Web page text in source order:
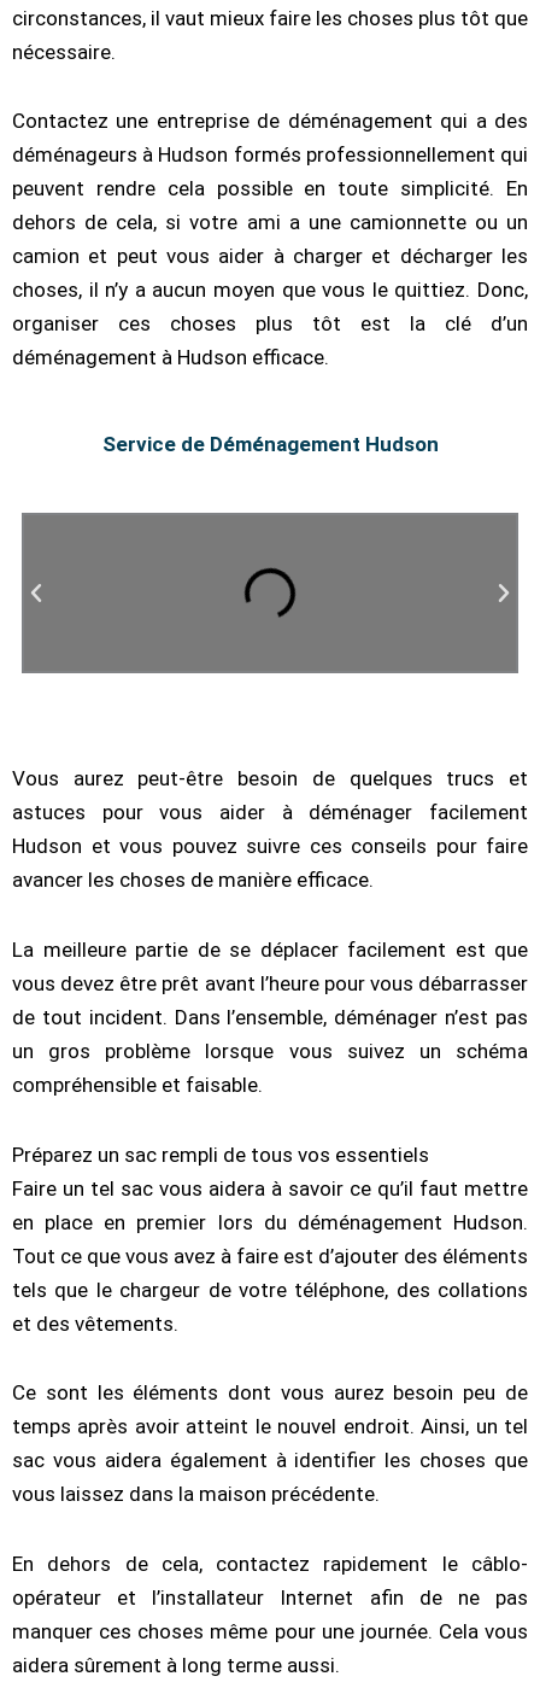
circonstances, il vaut mieux faire les choses plus tôt que
nécessaire.
Contactez une entreprise de déménagement qui a des
déménageurs à Hudson formés professionnellement qui
peuvent rendre cela possible en toute simplicité. En
dehors de cela, si votre ami a une camionnette ou un
camion et peut vous aider à charger et décharger les
choses, il n’y a aucun moyen que vous le quittiez. Donc,
organiser ces choses plus tôt est la clé d’un
déménagement à Hudson efficace.
Service de Déménagement Hudson
Vous aurez peut-être besoin de quelques trucs et
astuces pour vous aider à déménager facilement
Hudson et vous pouvez suivre ces conseils pour faire
avancer les choses de manière efficace.
La meilleure partie de se déplacer facilement est que
vous devez être prêt avant l’heure pour vous débarrasser
de tout incident. Dans l’ensemble, déménager n’est pas
un gros problème lorsque vous suivez un schéma
compréhensible et faisable.
Préparez un sac rempli de tous vos essentiels
Faire un tel sac vous aidera à savoir ce qu’il faut mettre
en place en premier lors du déménagement Hudson.
Tout ce que vous avez à faire est d’ajouter des éléments
tels que le chargeur de votre téléphone, des collations
et des vêtements.
Ce sont les éléments dont vous aurez besoin peu de
temps après avoir atteint le nouvel endroit. Ainsi, un tel
sac vous aidera également à identifier les choses que
vous laissez dans la maison précédente.
En dehors de cela, contactez rapidement le câblo-
opérateur et l’installateur Internet afin de ne pas
manquer ces choses même pour une journée. Cela vous
aidera sûrement à long terme aussi.